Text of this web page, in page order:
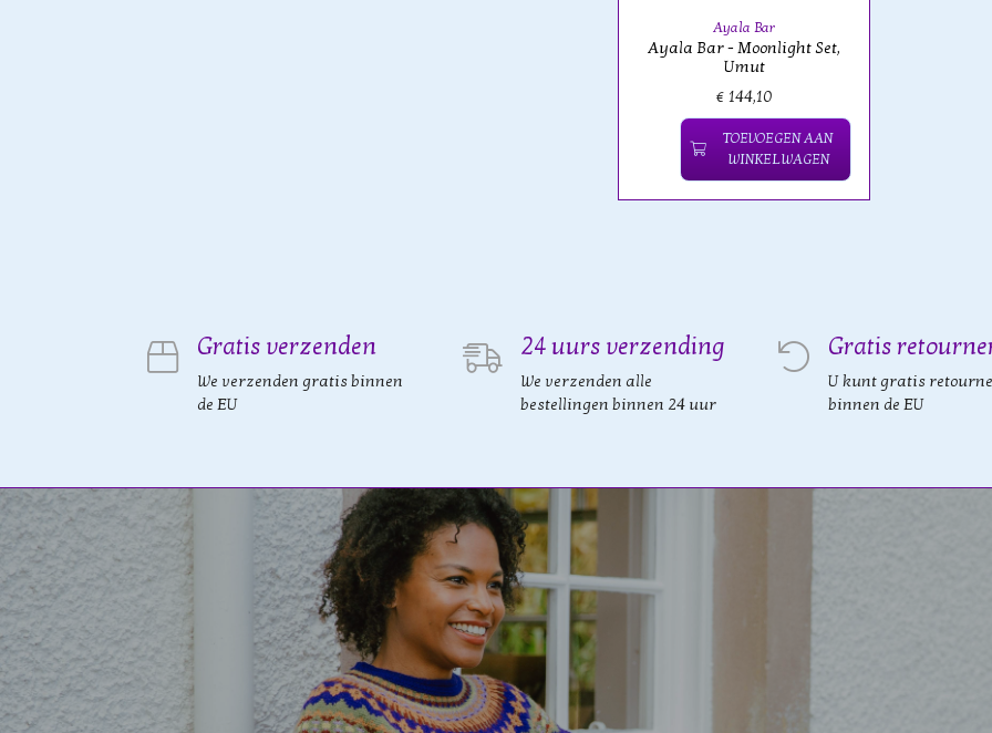
Ayala Bar
Ayala Bar - Moonlight Set,
Umut
€ 144,10
TOEVOEGEN AAN
WINKELWAGEN
Gratis verzenden
We verzenden gratis binnen
de EU
24 uurs verzending
We verzenden alle
bestellingen binnen 24 uur
Gratis
U kunt gratis
binnen de EU